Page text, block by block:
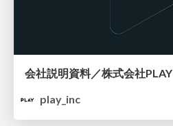
会社説明資料／株式会社PLAY
play_inc